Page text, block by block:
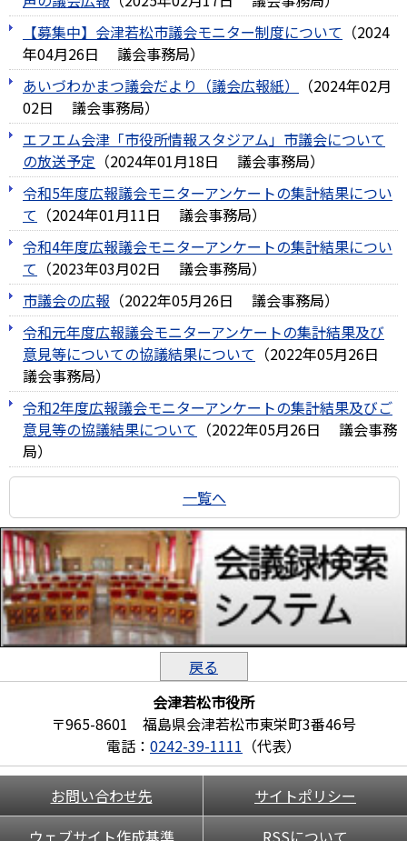
【募集中】会津若松市議会モニター制度について （2024
年04月26日
議会事務局）
あいづわかまつ議会だより（議会広報紙）
（2024年02月
02日
議会事務局）
エフエム会津「市役所情報スタジアム」市議会について
の放送予定 （2024年01月18日 議会事務局）
令和5年度広報議会モニターアンケートの集計結果につい
て （2024年01月11日 議会事務局）
令和4年度広報議会モニターアンケートの集計結果につい
て （2023年03月02日 議会事務局）
市議会の広報 （2022年05月26日 議会事務局）
令和元年度広報議会モニターアンケートの集計結果及び
意見等についての協議結果について （2022年05月26日
議会事務局）
令和2年度広報議会モニターアンケートの集計結果及びご
意見等の協議結果について （2022年05月26日
議会事務
局）
一覧へ
戻る
会津若松市役所
〒965-8601 福島県会津若松市東栄町3番46号
電話： 0242-39-1111 （代表）
お問い合わせ先
サイトポリシー
ウェブサイト作成基準
RSSについて